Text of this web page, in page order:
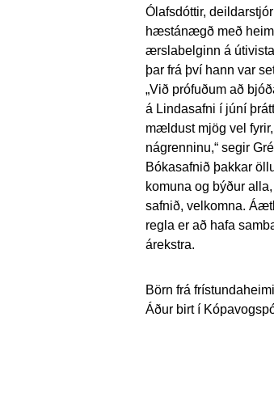
Ólafsdóttir,
hæstánægð með
ærslabelginn á
þar frá því hann var
„Við prófuðum að
á Lindasafni í júní
mældust mjög vel
nágrenninu,“ segir
Bókasafnið þakkar
komuna og býður
safnið, velkomna.
regla er að hafa
árekstra.
Börn frá
Áður birt í